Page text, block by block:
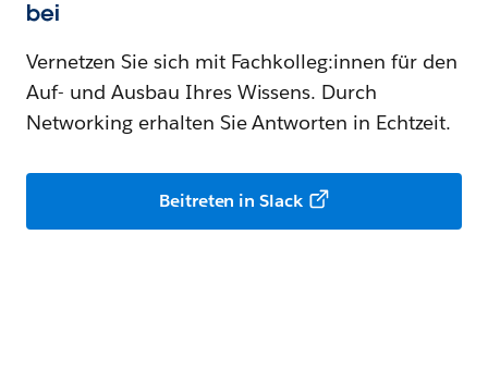
bei
Vernetzen Sie sich mit Fachkolleg:innen für den
Auf- und Ausbau Ihres Wissens. Durch
Networking erhalten Sie Antworten in Echtzeit.
Beitreten in Slack